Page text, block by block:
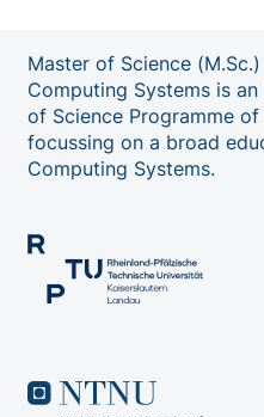
Master of Science
Computing Systems is
of Science Programme
focussing on a broad
Computing Systems.